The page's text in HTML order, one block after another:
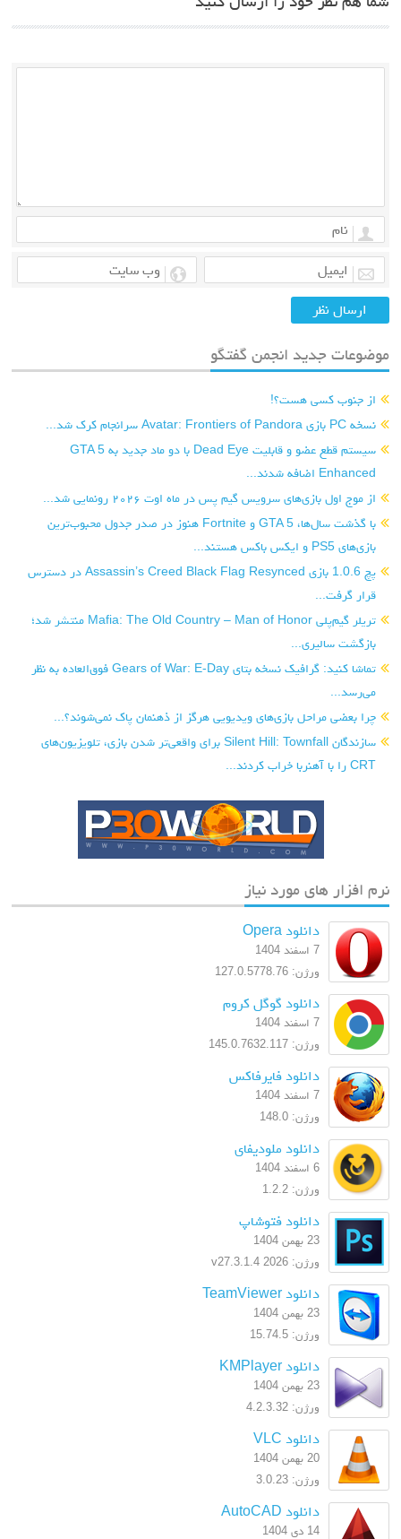
جدید انجمن گفتگو
از جنوب کسی هست؟!
نسخه PC بازی Avatar: Frontiers of Pandora سرانجام کرک شد...
سیستم قطع عضو و قابلیت Dead Eye با دو ماد جدید به GTA 5
Enhanced اضافه شدند...
از موج اول بازی‌های سرویس گیم پس در ماه اوت ۲۰۲۶ رونمایی شد...
با گذشت سال‌ها، GTA 5 و Fortnite هنوز در صدر جدول محبوب‌ترین
بازی‌های PS5 و ایکس باکس هستند...
پچ 1.0.6 بازی Assassin’s Creed Black Flag Resynced در دسترس
قرار گرفت...
تریلر گیم‌پلی Mafia: The Old Country – Man of Honor منتشر شد؛
بازگشت سالیری...
تماشا کنید: گرافیک نسخه بتای Gears of War: E-Day فوق‌العاده به نظر
می‌رسد...
چرا بعضی مراحل بازی‌های ویدیویی هرگز از ذهنمان پاک نمی‌شوند؟...
سازندگان Silent Hill: Townfall برای واقعی‌تر شدن بازی، تلویزیون‌های
CRT را با آهنربا خراب کردند...
افزار های مورد نیاز
دانلود Opera
7 اسفند 1404
ورژن: 127.0.5778.76
دانلود گوگل کروم
7 اسفند 1404
ورژن: 145.0.7632.117
دانلود فایرفاکس
7 اسفند 1404
ورژن: 148.0
دانلود ملودیفای
6 اسفند 1404
ورژن: 1.2.2
دانلود فتوشاپ
ورژن: 2026 v27.3.1.4
دانلود TeamViewer
23 بهمن 1404
ورژن: 15.74.5
دانلود KMPlayer
23 بهمن 1404
ورژن: 4.2.3.32
دانلود VLC
ورژن: 3.0.23
دانلود AutoCAD